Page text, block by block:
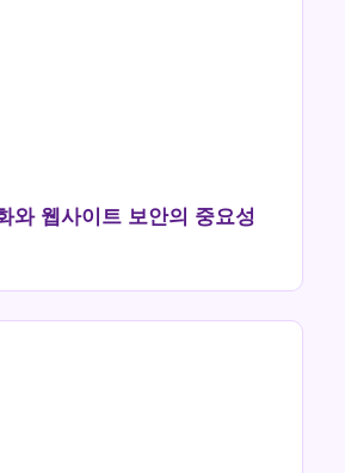
와 웹사이트 보안의 중요성